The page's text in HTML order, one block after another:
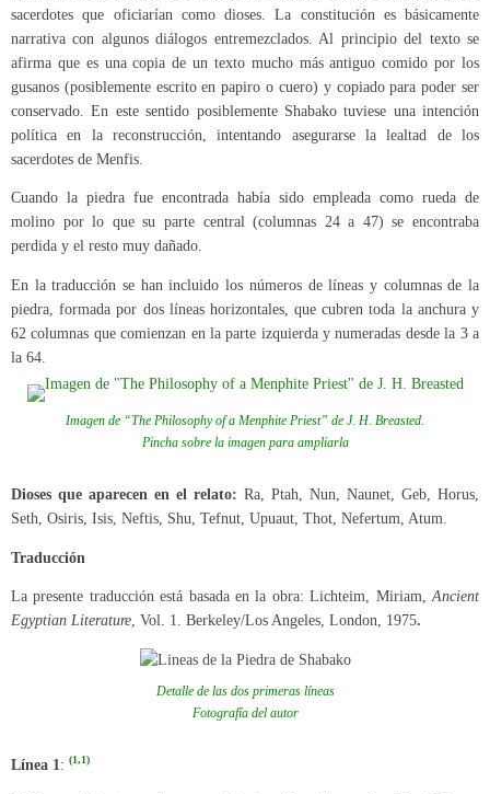
sacerdotes que oficiarían como dioses. La constitución es básicamente
narrativa con algunos diálogos entremezclados. Al principio del texto se
afirma que es una copia de un texto mucho más antiguo comido por los
gusanos (posiblemente escrito en papiro o cuero) y copiado para poder ser
conservado. En este sentido posiblemente Shabako tuviese una intención
política en la reconstrucción, intentando asegurarse la lealtad de los
sacerdotes de Menfis.
Cuando la piedra fue encontrada había sido empleada como rueda de
molino por lo que su parte central (columnas 24 a 47) se encontraba
perdida y el resto muy dañado.
En la traducción se han incluido los números de líneas y columnas de la
piedra, formada por dos líneas horizontales, que cubren toda la anchura y
62 columnas que comienzan en la parte izquierda y numeradas desde la 3 a
la 64.
Imagen de “The Philosophy of a Menphite Priest” de J. H. Breasted.
Pincha sobre la imagen para ampliarla
Dioses que aparecen en el relato: Ra, Ptah, Nun, Naunet, Geb, Horus,
Seth, Osiris, Isis, Neftis, Shu, Tefnut, Upuaut, Thot, Nefertum, Atum.
Traducción
La presente traducción está basada en la obra: Lichteim, Miriam,Ancient
Egyptian Literature, Vol. 1. Berkeley/Los Angeles, London, 1975.
Detalle de las dos primeras líneas
Fotografía del autor
Línea 1 : (1,1)